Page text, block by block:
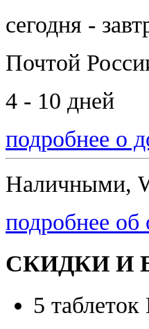
сегодня -
Почтой
4 - 10 дней
подробнее о
Наличными,
подробнее об
СКИДКИ И
5